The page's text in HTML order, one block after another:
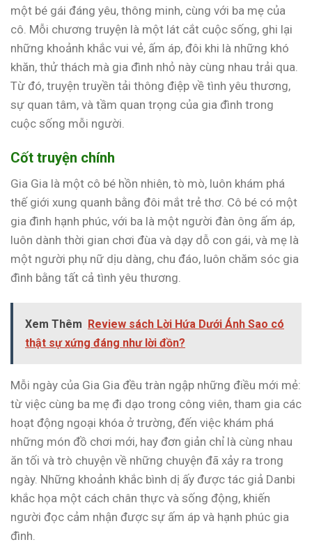
một bé gái đáng yêu, thông minh, cùng với ba mẹ của
cô. Mỗi chương truyện là một lát cắt cuộc sống, ghi lại
những khoảnh khắc vui vẻ, ấm áp, đôi khi là những khó
khăn, thử thách mà gia đình nhỏ này cùng nhau trải qua.
Từ đó, truyện truyền tải thông điệp về tình yêu thương,
sự quan tâm, và tầm quan trọng của gia đình trong
cuộc sống mỗi người.
Cốt truyện chính
Gia Gia là một cô bé hồn nhiên, tò mò, luôn khám phá
thế giới xung quanh bằng đôi mắt trẻ thơ. Cô bé có một
gia đình hạnh phúc, với ba là một người đàn ông ấm áp,
luôn dành thời gian chơi đùa và dạy dỗ con gái, và mẹ là
một người phụ nữ dịu dàng, chu đáo, luôn chăm sóc gia
đình bằng tất cả tình yêu thương.
Xem Thêm Review sách Lời Hứa Dưới Ánh Sao có
thật sự xứng đáng như lời đồn?
Mỗi ngày của Gia Gia đều tràn ngập những điều mới mẻ:
từ việc cùng ba mẹ đi dạo trong công viên, tham gia các
hoạt động ngoại khóa ở trường, đến việc khám phá
những món đồ chơi mới, hay đơn giản chỉ là cùng nhau
ăn tối và trò chuyện về những chuyện đã xảy ra trong
ngày. Những khoảnh khắc bình dị ấy được tác giả Danbi
khắc họa một cách chân thực và sống động, khiến
người đọc cảm nhận được sự ấm áp và hạnh phúc gia
đình.